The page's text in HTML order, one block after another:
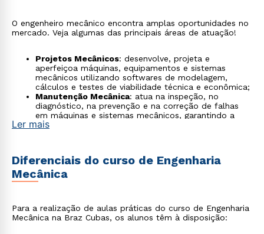
O engenheiro mecânico encontra amplas oportunidades no
mercado. Veja algumas das principais áreas de atuação!
Projetos Mecânicos: desenvolve, projeta e
aperfeiçoa máquinas, equipamentos e sistemas
mecânicos utilizando softwares de modelagem,
cálculos e testes de viabilidade técnica e econômica;
Manutenção Mecânica: atua na inspeção, no
diagnóstico, na prevenção e na correção de falhas
em máquinas e sistemas mecânicos, garantindo a
continuidade da operação e aumento da vida útil dos
cerâmicos, polímeros, compósitos) para aplicação
em projetos mecânicos, escolhendo os mais
adequados conforme desempenho e custo;
infraestrutura e normatização técnica em áreas
ligadas à engenharia e ao desenvolvimento industrial;
Ler mais
Diferenciais do curso de Engenharia
Mecânica
Para a realização de aulas práticas do curso de Engenharia
Mecânica na Braz Cubas, os alunos têm à disposição: